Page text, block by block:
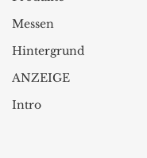
Messen
Hintergrund
ANZEIGE
Intro